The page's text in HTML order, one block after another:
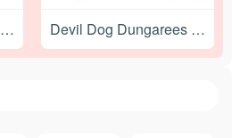
Everything Decorated 美国奢华创意礼品购物网站 Devil Dog Dungarees 美国牛仔裤品牌购物网站